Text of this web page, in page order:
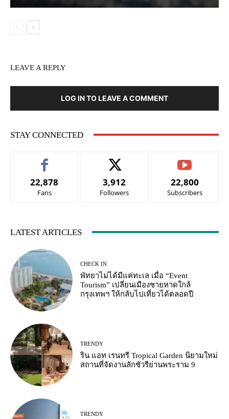
LEAVE A REPLY
LOG IN TO LEAVE A COMMENT
STAY CONNECTED
22,878
Fans
3,912
Followers
22,800
Subscribers
LATEST ARTICLES
CHECK IN
พัทยาไม่ได้มีแค่ทะเล เมื่อ “Event
Tourism” เปลี่ยนเมืองชายหาดใกล้
กรุงเทพฯ ให้กลับไปเที่ยวได้ตลอดปี
TRENDY
ริน แอท เรนทรี Tropical Garden นิยามใหม่
สถานที่จัดงานลักชัวรีย่านพระราม 9
TRENDY